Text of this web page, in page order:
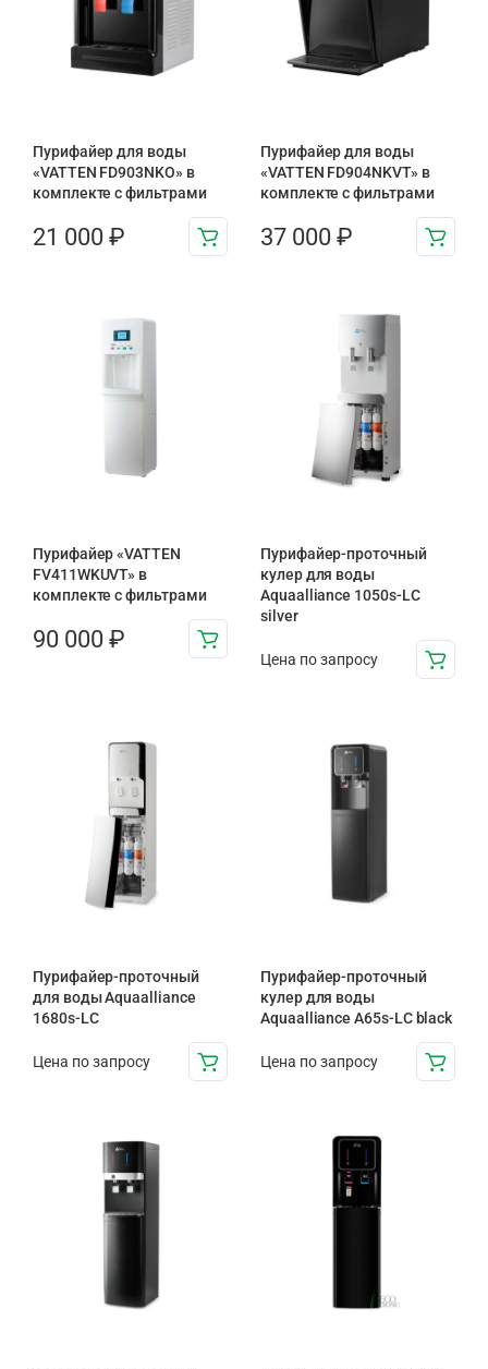
Пурифайер для воды
«VATTEN FD903NKO» в
комплекте с фильтрами
21 000 ₽
Пурифайер для воды
«VATTEN FD904NKVT» в
комплекте с фильтрами
37 000 ₽
Пурифайер «VATTEN
FV411WKUVT» в
комплекте с фильтрами
90 000 ₽
Пурифайер-проточный
кулер для воды
Aquaalliance 1050s-LC
silver
Цена по запросу
Пурифайер-проточный
для воды Aquaalliance
1680s-LC
Цена по запросу
Пурифайер-проточный
кулер для воды
Aquaalliance A65s-LC black
Цена по запросу